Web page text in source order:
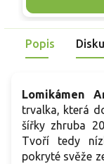
neprojevuje. V
drobnými
odkvětu.
Popis
Lomikámen
trvalka, která
šířky zhruba
Tvoří tedy
pokryté svěže